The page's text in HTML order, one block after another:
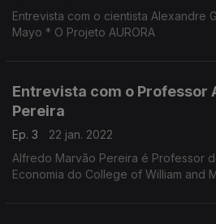
Entrevista com o cientista Alexandre
Mayo * O Projeto AURORA
Entrevista com o Professor
Pereira
Ep. 3
22 jan. 2022
Alfredo Marvão Pereira é Professor
Economia do College of William and